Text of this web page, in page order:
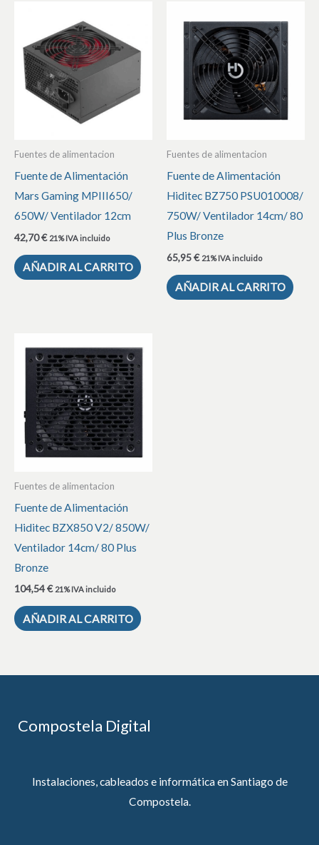
Fuentes de alimentacion
Fuente de Alimentación
Mars Gaming MPIII650/
650W/ Ventilador 12cm
42,70€ 21% IVA incluido
AÑADIR AL CARRITO
Fuentes de alimentacion
Fuente de Alimentación
Hiditec BZ750 PSU010008/
750W/ Ventilador 14cm/ 80
Plus Bronze
65,95€ 21% IVA incluido
AÑADIR AL CARRITO
Fuentes de alimentacion
Fuente de Alimentación
Hiditec BZX850 V2/ 850W/
Ventilador 14cm/ 80 Plus
Bronze
104,54€ 21% IVA incluido
AÑADIR AL CARRITO
Compostela Digital
Instalaciones, cableados e informática en Santiago de
Compostela.